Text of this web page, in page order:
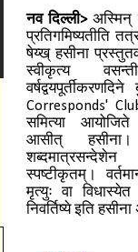
नव दिल्ली>अस्मिन्
प्रतिगमिष्यतीति
षेय्ख् हसीना
स्वीकृत्य
Corresponds'
समित्या आयोजिते
आसीत् हसीना।
स्पष्टीकृतम्।
मृत्युः वा
निवर्तिष्ये इति